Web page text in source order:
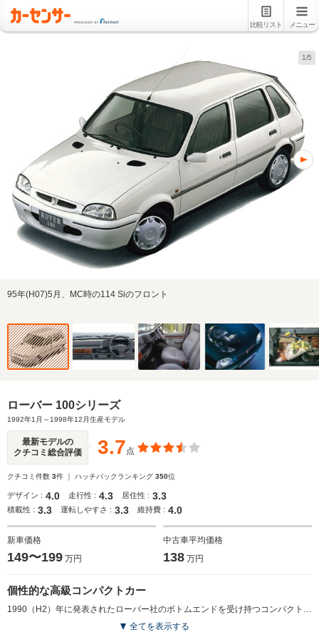
比較リスト メニュー
1/5
95年(H07)5月、MC時の114 Siのフロント
ローバー 100シリーズ
1992年1月～1998年12月生産モデル
最新モデルの
クチコミ総合評価
3.7点
クチコミ件数 3件 ｜ ハッチバックランキング 350位
デザイン : 4.0 走行性 : 4.3 居住性 : 3.3
積載性 : 3.3 運転しやすさ : 3.3 維持費 : 4.0
新車価格
149〜199 万円
中古車平均価格
138 万円
個性的な高級コンパクトカー
1990（H2）年に発表されたローバー社のボトムエンドを受け持つコンパクトハッチバック。100シリーズと呼ばれ、1.1Lエンジンの111と1.4Lエンジンの114が存在するが、114のみが日本に導入された。1980年代に、かの名車ミニの後継車として登場し期待されたコンパクトカー、メトロの発展モデルだったが、日本市場ではやはりミニの人気にはかなわなかったようだ。1992（H4）年から輸入された日本仕様の114は5ドアモデルのみの設定。本国には3ドア仕様やカブリオレも存在した。ミニとは全く違うキャラクターだが、国産リッターカーにはないオシャレな雰囲気と堅実な性能が魅力。(1992.1)
全てを表示する